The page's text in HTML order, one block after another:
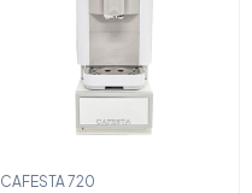
CAFESTA 720